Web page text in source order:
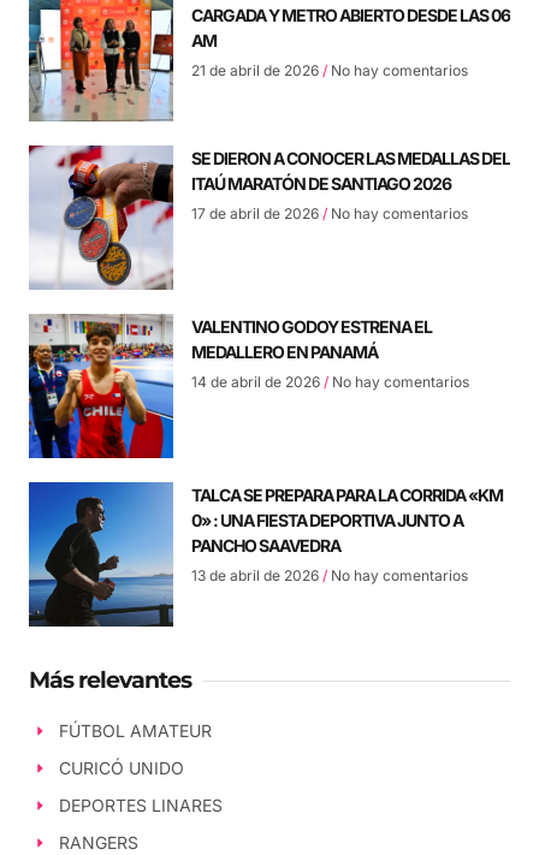
CARGADA Y METRO ABIERTO DESDE LAS 06
AM
21 de abril de 2026 No hay comentarios
SE DIERON A CONOCER LAS MEDALLAS DEL
ITAÚ MARATÓN DE SANTIAGO 2026
17 de abril de 2026 No hay comentarios
VALENTINO GODOY ESTRENA EL
MEDALLERO EN PANAMÁ
14 de abril de 2026 No hay comentarios
TALCA SE PREPARA PARA LA CORRIDA «KM
0» : UNA FIESTA DEPORTIVA JUNTO A
PANCHO SAAVEDRA
13 de abril de 2026 No hay comentarios
Más relevantes
FÚTBOL AMATEUR
CURICÓ UNIDO
DEPORTES LINARES
RANGERS